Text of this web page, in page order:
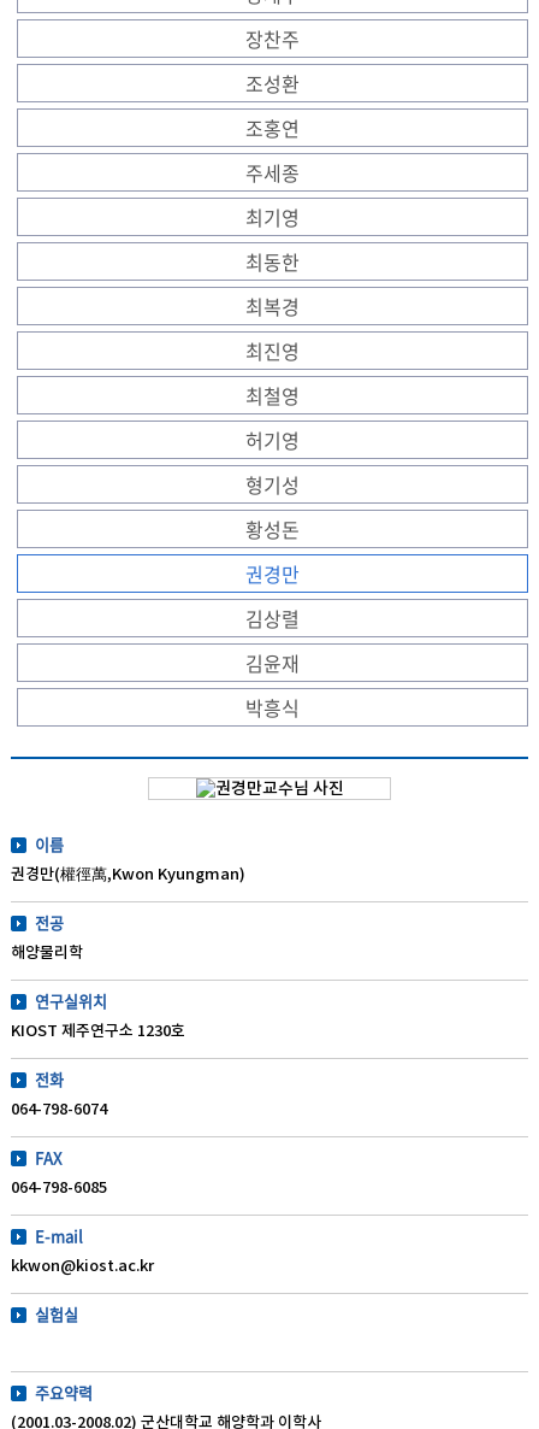
장찬주
조성환
조홍연
주세종
최기영
최동한
최복경
최진영
최철영
허기영
형기성
황성돈
권경만
김상렬
김윤재
박흥식
이름
권경만(權徑萬,Kwon Kyungman)
전공
해양물리학
연구실위치
KIOST 제주연구소 1230호
전화
064-798-6074
FAX
064-798-6085
E-mail
kkwon@kiost.ac.kr
실험실
주요약력
(2001.03-2008.02) 군산대학교 해양학과 이학사